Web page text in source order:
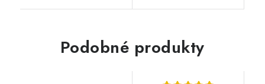
Podobné produkty